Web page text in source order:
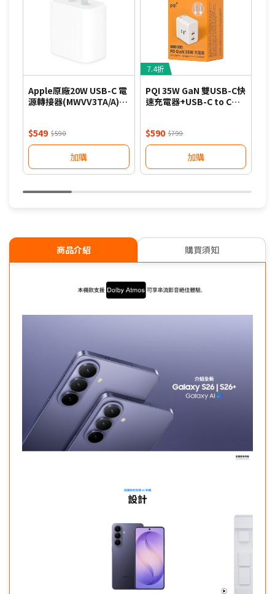
Apple原廠20W USB-C 電
源轉接器(MWVV3TA/A)-
$549 $590
加購
7.4折
PQI 35W GaN 雙USB-C快
速充電器+USB-C to C編
$590 $799
加購
商品介紹 購買須知